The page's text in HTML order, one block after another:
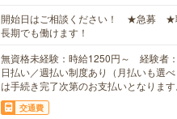
開始日はご相談ください！ ★急募 ★
長期でも働けます！
無資格未経験：時給1250円～ 経験
日払い／週払い制度あり（月払いも選
は手続き完了次第のお支払いとなります
交通費